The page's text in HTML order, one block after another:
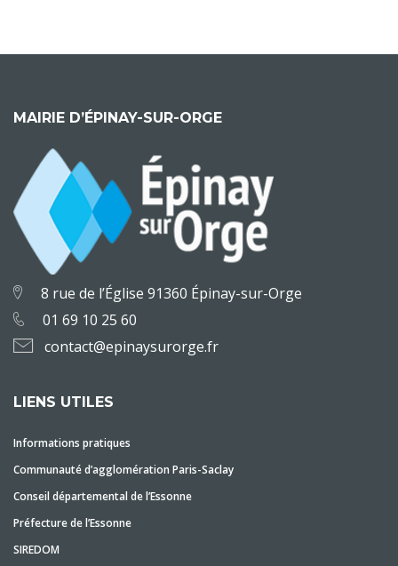
MAIRIE D’ÉPINAY-SUR-ORGE
8 rue de l’Église 91360 Épinay-sur-Orge
01 69 10 25 60
contact@epinaysurorge.fr
LIENS UTILES
Informations pratiques
Communauté d’agglomération Paris-Saclay
Conseil départemental de l’Essonne
Préfecture de l’Essonne
SIREDOM